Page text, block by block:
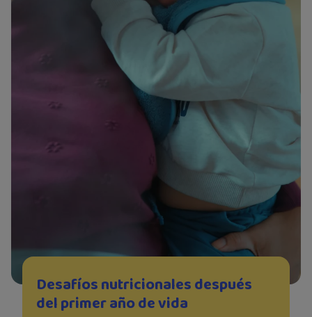
Desafíos nutricionales después
del primer año de vida